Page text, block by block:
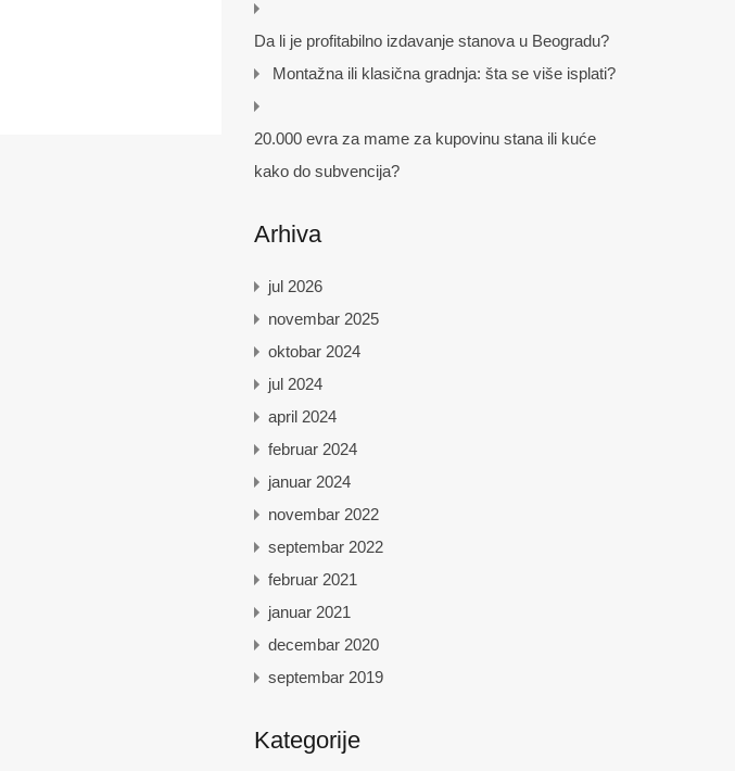
Da li je profitabilno izdavanje stanova u Beogradu?
Montažna ili klasična gradnja: šta se više isplati?
20.000 evra za mame za kupovinu stana ili kuće
kako do subvencija?
Arhiva
jul 2026
novembar 2025
oktobar 2024
jul 2024
april 2024
februar 2024
januar 2024
novembar 2022
septembar 2022
februar 2021
januar 2021
decembar 2020
septembar 2019
Kategorije